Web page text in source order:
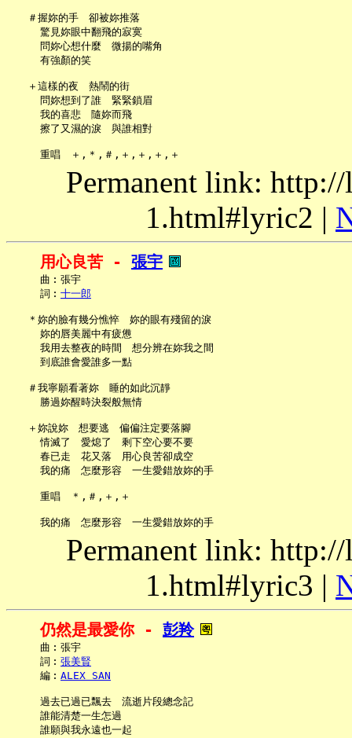
   ＃握妳的手　卻被妳推落
     驚見妳眼中翻飛的寂寞
     問妳心想什麼　微揚的嘴角
     有強顏的笑
   ＋這樣的夜　熱鬧的街
     問妳想到了誰　緊緊鎖眉
     我的喜悲　隨妳而飛
     擦了又濕的淚　與誰相對
Permanent link:
1.html#lyric2 |
用心良苦 - 張宇
     曲︰張宇
     詞︰
十一郎
   ＊妳的臉有幾分憔悴　妳的眼有殘留的淚
     妳的唇美麗中有疲憊
     我用去整夜的時間　想分辨在妳我之間
     到底誰會愛誰多一點
   ＃我寧願看著妳　睡的如此沉靜
     勝過妳醒時決裂般無情
   ＋妳說妳　想要逃　偏偏注定要落腳
     情滅了　愛熄了　剩下空心要不要
     春已走　花又落　用心良苦卻成空
     我的痛　怎麼形容　一生愛錯放妳的手
     重唱　＊,＃,＋,＋
Permanent link:
1.html#lyric3 |
仍然是最愛你 - 彭羚
     曲︰張宇
     詞︰
張美賢
     編︰
ALEX SAN
     過去已過已飄去　流逝片段總念記
     誰能清楚一生怎過
     誰願與我永遠也一起